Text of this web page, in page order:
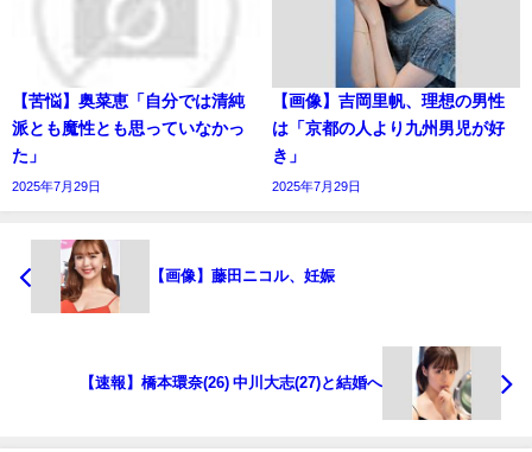
【苦悩】奥菜恵「自分では清純
派とも魔性とも思っていなかっ
た」
2025年7月29日
【画像】吉岡里帆、理想の男性
は「京都の人より九州男児が好
き」
2025年7月29日
【画像】藤田ニコル、妊娠
【速報】橋本環奈(26) 中川大志(27)と結婚へ